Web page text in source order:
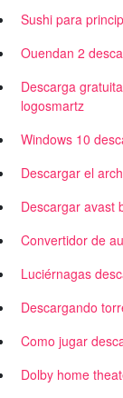
Sushi para
Ouendan 2
Descarga
logosmartz
Windows 10
Descargar el
Descargar avast
Convertidor de
Luciérnagas
Descargando
Como jugar
Dolby home